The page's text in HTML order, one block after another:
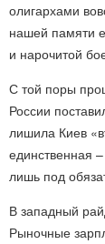
олигархами
нашей памяти
и нарочитой
С той поры
России
лишила Киев
единственная
лишь под
В западный
Рыночные